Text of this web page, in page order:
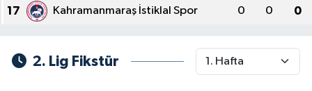
17 Kahramanmaraş İstiklal Spor 0 0 0
2. Lig Fikstür